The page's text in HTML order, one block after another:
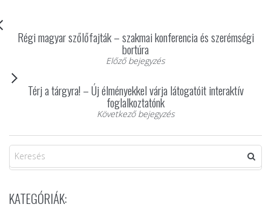
Régi magyar szőlőfajták – szakmai konferencia és szerémségi
bortúra
Előző bejegyzés
Térj a tárgyra! – Új élményekkel várja látogatóit interaktív
foglalkoztatónk
Következő bejegyzés
KATEGÓRIÁK: